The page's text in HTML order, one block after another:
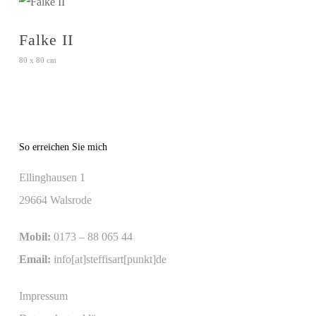
Falke II
80 x 80 cm
So erreichen Sie mich
Ellinghausen 1
29664 Walsrode
Mobil: 0173 – 88 065 44
Email: info[at]steffisart[punkt]de
Impressum